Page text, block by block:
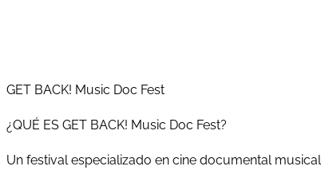
GET BACK! Music Doc Fest
¿QUÉ ES GET BACK! Music Doc Fest?
Un festival especializado en cine documental